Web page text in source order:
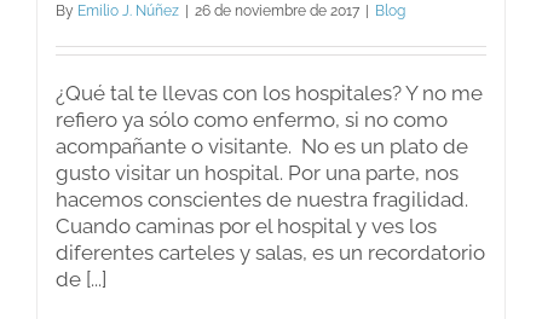
By Emilio J. Núñez | 26 de noviembre de 2017 | Blog
¿Qué tal te llevas con los hospitales? Y no me
refiero ya sólo como enfermo, si no como
acompañante o visitante. No es un plato de
gusto visitar un hospital. Por una parte, nos
hacemos conscientes de nuestra fragilidad.
Cuando caminas por el hospital y ves los
diferentes carteles y salas, es un recordatorio
de [...]